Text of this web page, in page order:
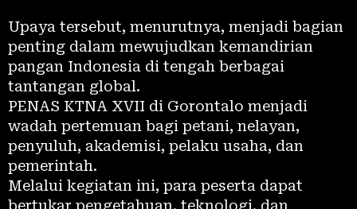
Upaya tersebut, menurutnya, menjadi bagian
penting dalam mewujudkan kemandirian
pangan Indonesia di tengah berbagai
tantangan global.
PENAS KTNA XVII di Gorontalo menjadi
wadah pertemuan bagi petani, nelayan,
penyuluh, akademisi, pelaku usaha, dan
pemerintah.
Melalui kegiatan ini, para peserta dapat